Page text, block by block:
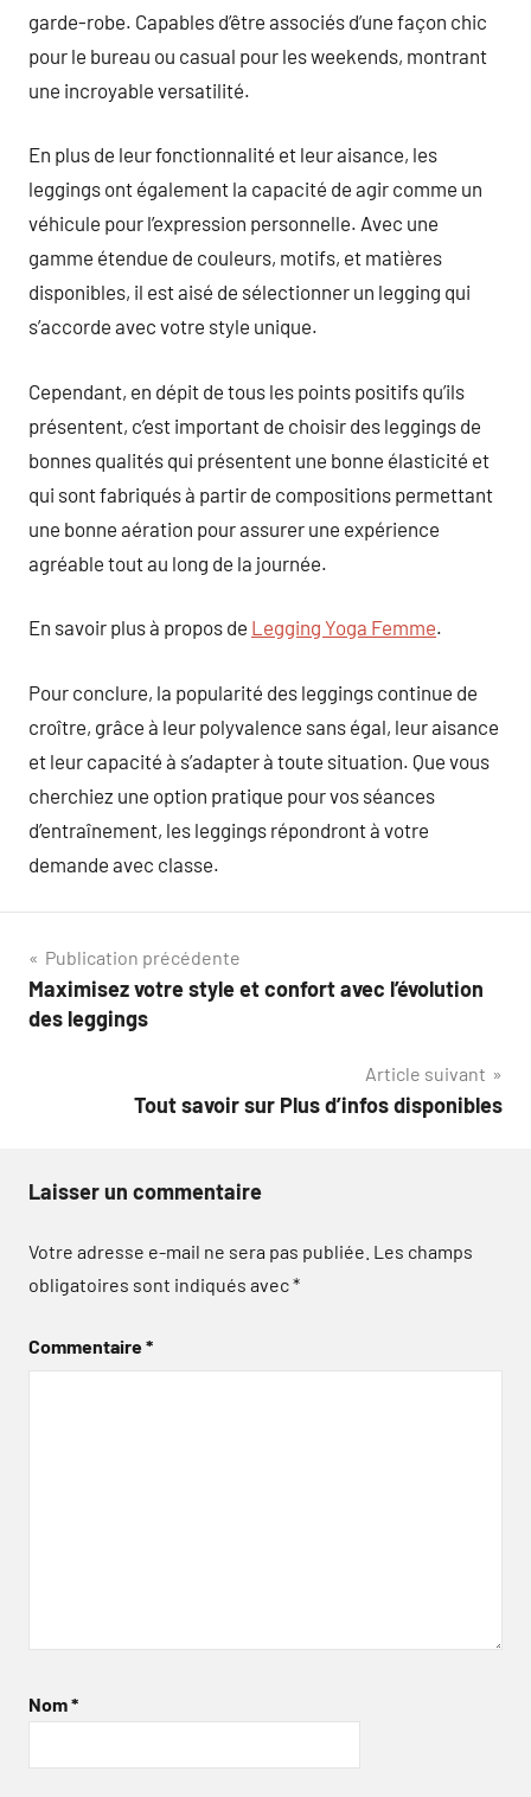
garde-robe. Capables d’être associés d’une façon chic
pour le bureau ou casual pour les weekends, montrant
une incroyable versatilité.
En plus de leur fonctionnalité et leur aisance, les
leggings ont également la capacité de agir comme un
véhicule pour l’expression personnelle. Avec une
gamme étendue de couleurs, motifs, et matières
disponibles, il est aisé de sélectionner un legging qui
s’accorde avec votre style unique.
Cependant, en dépit de tous les points positifs qu’ils
présentent, c’est important de choisir des leggings de
bonnes qualités qui présentent une bonne élasticité et
qui sont fabriqués à partir de compositions permettant
une bonne aération pour assurer une expérience
agréable tout au long de la journée.
En savoir plus à propos de Legging Yoga Femme.
Pour conclure, la popularité des leggings continue de
croître, grâce à leur polyvalence sans égal, leur aisance
et leur capacité à s’adapter à toute situation. Que vous
cherchiez une option pratique pour vos séances
d’entraînement, les leggings répondront à votre
demande avec classe.
Navigation
de
Publication précédente
Maximisez votre style et confort avec l’évolution
des leggings
Article suivant
Tout savoir sur Plus d’infos disponibles
Laisser un commentaire
Votre adresse e-mail ne sera pas publiée. Les champs
obligatoires sont indiqués avec*
Commentaire*
Nom*